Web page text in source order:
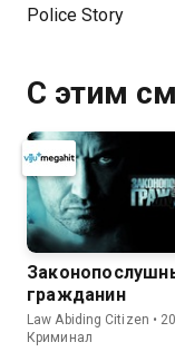
Police Story
С этим
гражданин
Law Abiding Citizen •
Криминал